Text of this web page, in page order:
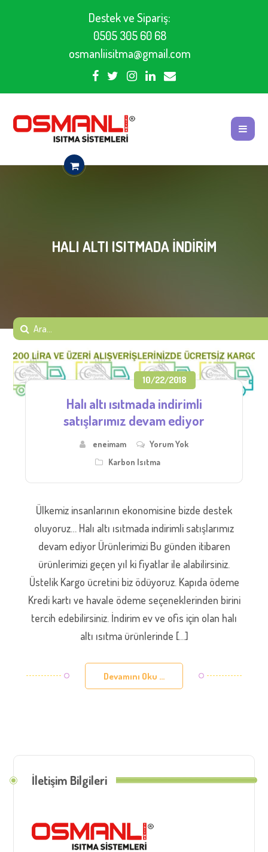
Destek ve Sipariş:
0505 305 60 68
osmanliisitma@gmail.com
HALI ALTI ISITMADA INDIRIM
10/22/2018
Halı altı ısıtmada indirimli
satışlarımız devam ediyor
eneimam
Yorum Yok
Karbon Isıtma
Ülkemiz insanlarının ekonomisine bizde destek
oluyoruz… Halı altı ısıtmada indirimli satışlarımız
devam ediyor Ürünlerimizi Bu günden itibaren
ürünlerimizi geçen yıl ki fiyatlar ile alabilirsiniz.
Üstelik Kargo ücretini biz ödüyoruz. Kapıda ödeme
Kredi kartı ve havale ödeme seçeneklerinden birini
tercih edebilirsiniz. İndirim ev ve ofis için olan halı
altı ısıtma ürünlerinde […]
Devamını Oku ...
İletişim Bilgileri